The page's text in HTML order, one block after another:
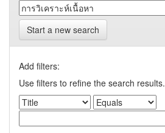
Start a new search
Add filters:
Use filters to refine the search results.